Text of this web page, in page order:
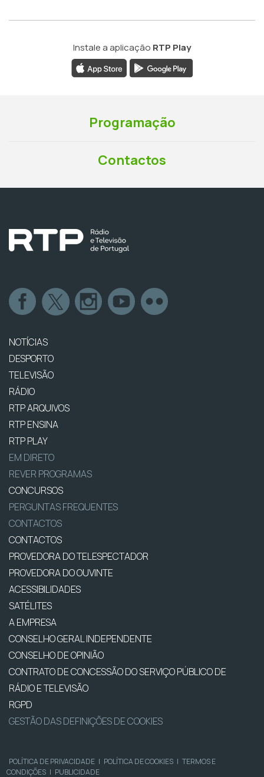
Instale a aplicação RTP Play
Programação
Contactos
NOTÍCIAS
DESPORTO
TELEVISÃO
RÁDIO
RTP ARQUIVOS
RTP ENSINA
RTP PLAY
EM DIRETO
REVER PROGRAMAS
CONCURSOS
PERGUNTAS FREQUENTES
CONTACTOS
CONTACTOS
PROVEDORA DO TELESPECTADOR
PROVEDORA DO OUVINTE
ACESSIBILIDADES
SATÉLITES
A EMPRESA
CONSELHO GERAL INDEPENDENTE
CONSELHO DE OPINIÃO
CONTRATO DE CONCESSÃO DO SERVIÇO PÚBLICO DE
RÁDIO E TELEVISÃO
RGPD
GESTÃO DAS DEFINIÇÕES DE COOKIES
POLÍTICA DE PRIVACIDADE | POLÍTICA DE COOKIES | TERMOS E
CONDIÇÕES | PUBLICIDADE